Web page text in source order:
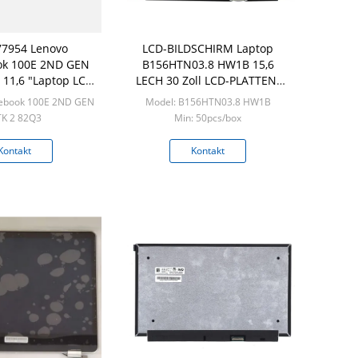
Lenovo
100E 2ND GEN
"Laptop LCD
100E 2ND GEN
2 82Q3
LCD-BILDSCHIRM Laptop
B156HTN03.8 HW1B 15,6
LECH 30 Zoll LCD-PLATTEN-
1920x1080 FHD PIN IPS
Model: B156HTN03.8 HW1B
Min: 50pcs/box
Kontakt